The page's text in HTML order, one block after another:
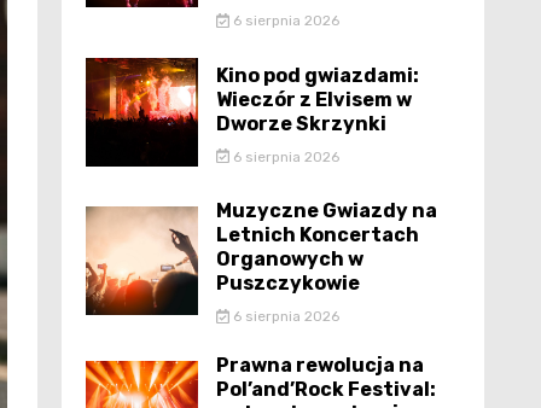
6 sierpnia 2026
Kino pod gwiazdami:
Wieczór z Elvisem w
Dworze Skrzynki
6 sierpnia 2026
Muzyczne Gwiazdy na
Letnich Koncertach
Organowych w
Puszczykowie
6 sierpnia 2026
Prawna rewolucja na
Pol’and’Rock Festival: